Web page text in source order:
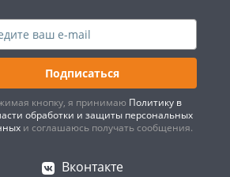
Подписаться
кнопку, я принимаю Политику в
обработки и защиты персональных
и соглашаюсь получать сообщения.
Вконтакте